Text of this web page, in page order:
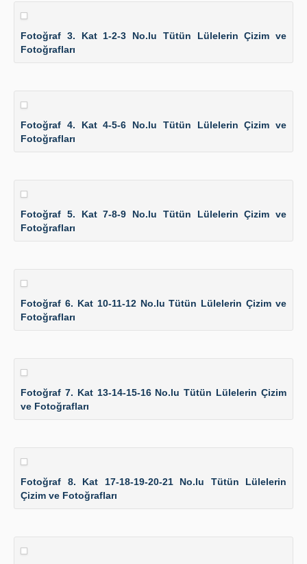
Fotoğraf 3. Kat 1-2-3 No.lu Tütün Lülelerin Çizim ve
Fotoğrafları
Fotoğraf 4. Kat 4-5-6 No.lu Tütün Lülelerin Çizim ve
Fotoğrafları
Fotoğraf 5. Kat 7-8-9 No.lu Tütün Lülelerin Çizim ve
Fotoğrafları
Fotoğraf 6. Kat 10-11-12 No.lu Tütün Lülelerin Çizim ve
Fotoğrafları
Fotoğraf 7. Kat 13-14-15-16 No.lu Tütün Lülelerin Çizim
ve Fotoğrafları
Fotoğraf 8. Kat 17-18-19-20-21 No.lu Tütün Lülelerin
Çizim ve Fotoğrafları